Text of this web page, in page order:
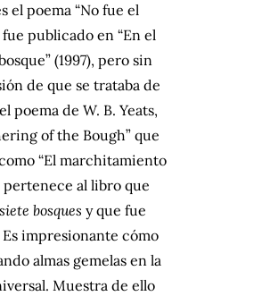
el poema “No fue el
publicado en “En el
(1997), pero sin
de que se trataba de
poema de W. B. Yeats,
of the Bough” que
“El marchitamiento
pertenece al libro que
bosques y que fue
impresionante cómo
almas gemelas en la
Muestra de ello